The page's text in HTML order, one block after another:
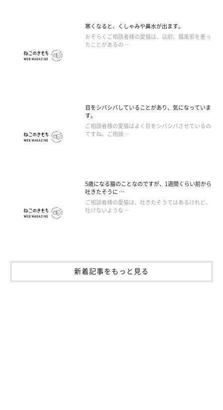
寒くなると、くしゃみや鼻水が出ます。
おそらくご相談者様の愛猫は、以前、猫風邪を患っ
たことがあるの …
目をシバシバしていることがあり、気になっていま
す。
ご相談者様の愛猫はよく目をシバシバさせているの
ですね。ご相談 …
5歳になる猫のことなのですが、1週間くらい前から
吐きたそうに …
ご相談者様の愛猫は、吐きたそうではあるけれど、
吐けないような …
新着記事をもっと見る